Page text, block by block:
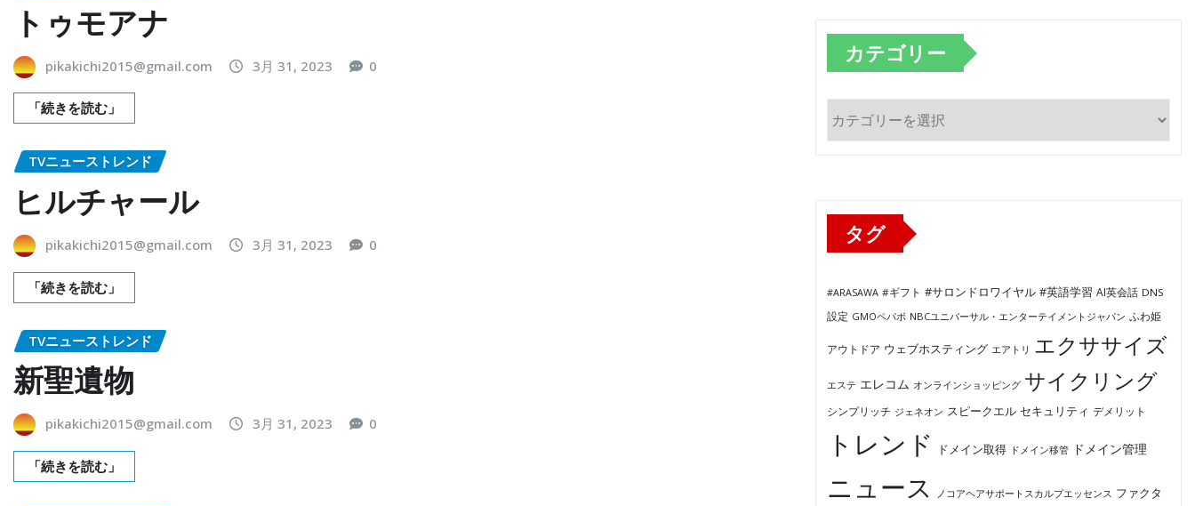
トゥモアナ
pikakichi2015@gmail.com 3月 31, 2023 0
「続きを読む」
TVニューストレンド
ヒルチャール
pikakichi2015@gmail.com 3月 31, 2023 0
「続きを読む」
TVニューストレンド
新聖遺物
pikakichi2015@gmail.com 3月 31, 2023 0
「続きを読む」
カテゴリー
テ
タグ
#ARASAWA #ギフト #サロンドロワイヤル #英語学習 AI英会話 DNS
設定 GMOペパボ NBCユニバーサル・エンターテイメントジャパン ふわ姫
アウトドア ウェブホスティング エアトリ エクササイズ
エステ エレコム オンラインショッピング サイクリング
シンプリッチ ジェネオン スピークエル セキュリティ デメリット
トレンド ドメイン取得 ドメイン移管 ドメイン管理
ニュース ノコアヘアサポートスカルプエッセンス ファクタ